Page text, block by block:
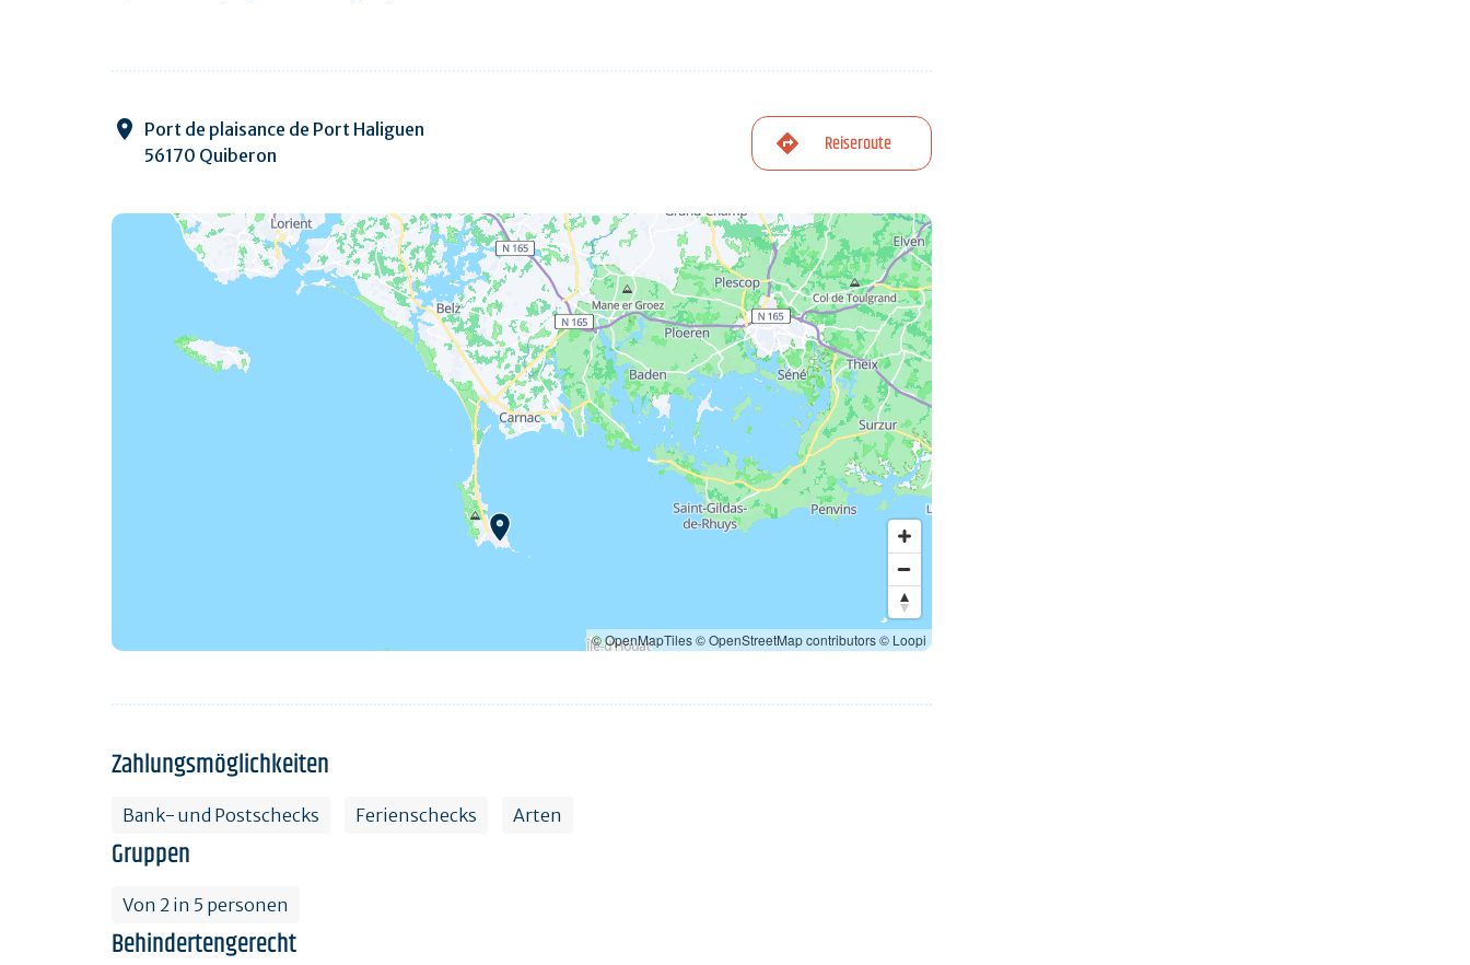
Port de plaisance de Port Haliguen
56170 Quiberon
Reiseroute
© OpenMapTiles© OpenStreetMap contributors© Loopi
Zahlungsmöglichkeiten
Bank- und Postschecks Ferienschecks Arten
Gruppen
Von 2 in 5 personen
Behindertengerecht